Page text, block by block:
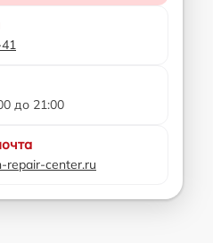
до 21:00
repair-center.ru